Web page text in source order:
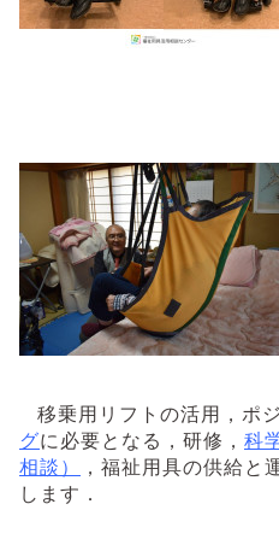
移乗用リフトの活用，ポ
グに必要となる，研修， 科
相談）
，福祉用具の供給と
します．